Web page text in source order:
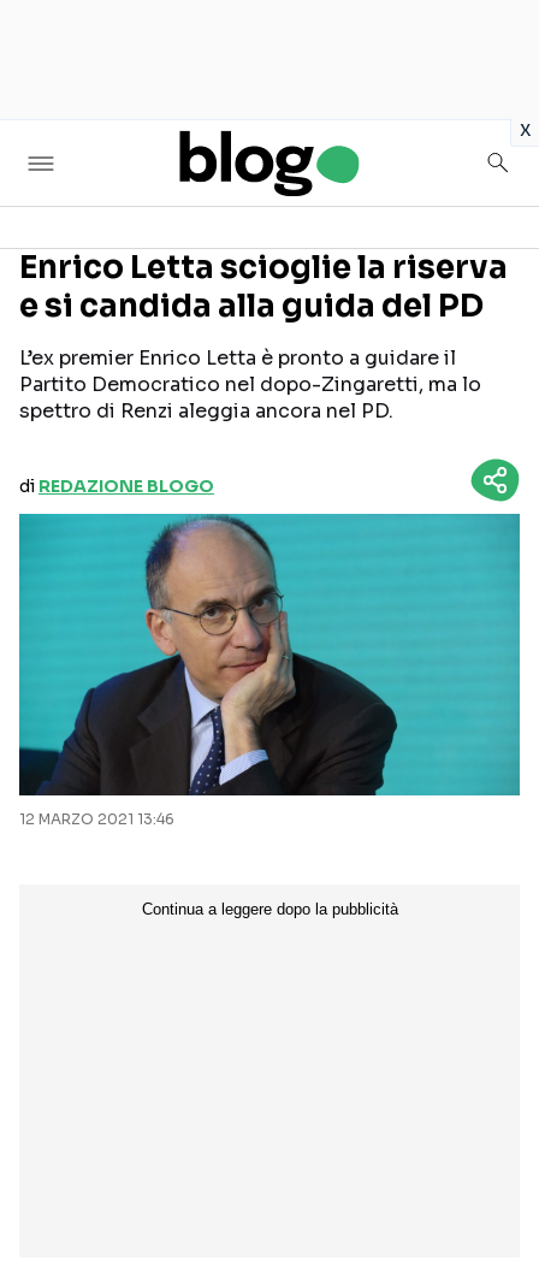
x
Seguici sui social
Enrico Letta scioglie la riserva
e si candida alla guida del PD
L’ex premier Enrico Letta è pronto a guidare il
Partito Democratico nel dopo-Zingaretti, ma lo
spettro di Renzi aleggia ancora nel PD.
di REDAZIONE BLOGO
12 MARZO 2021 13:46